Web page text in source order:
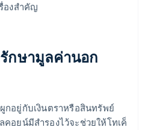
องสำคัญ
รักษามูลค่านอก
กอยู่กับเงินตราหรือสินทรัพย์
อยน์มีสำรองไว้จะช่วยให้โทเค็